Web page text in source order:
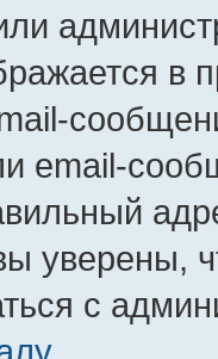
в
email-
уверены,
с